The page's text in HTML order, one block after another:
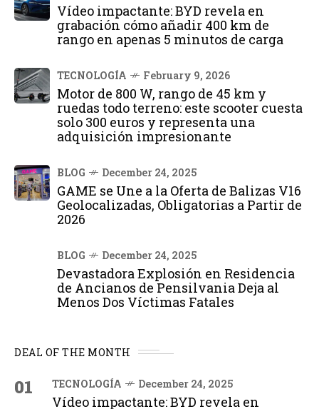
Vídeo impactante: BYD revela en
grabación cómo añadir 400 km de
rango en apenas 5 minutos de carga
TECNOLOGÍA February 9, 2026
Motor de 800 W, rango de 45 km y
ruedas todo terreno: este scooter cuesta
solo 300 euros y representa una
adquisición impresionante
BLOG December 24, 2025
GAME se Une a la Oferta de Balizas V16
Geolocalizadas, Obligatorias a Partir de
2026
BLOG December 24, 2025
Devastadora Explosión en Residencia
de Ancianos de Pensilvania Deja al
Menos Dos Víctimas Fatales
DEAL OF THE MONTH
01 TECNOLOGÍA December 24, 2025
Vídeo impactante: BYD revela en